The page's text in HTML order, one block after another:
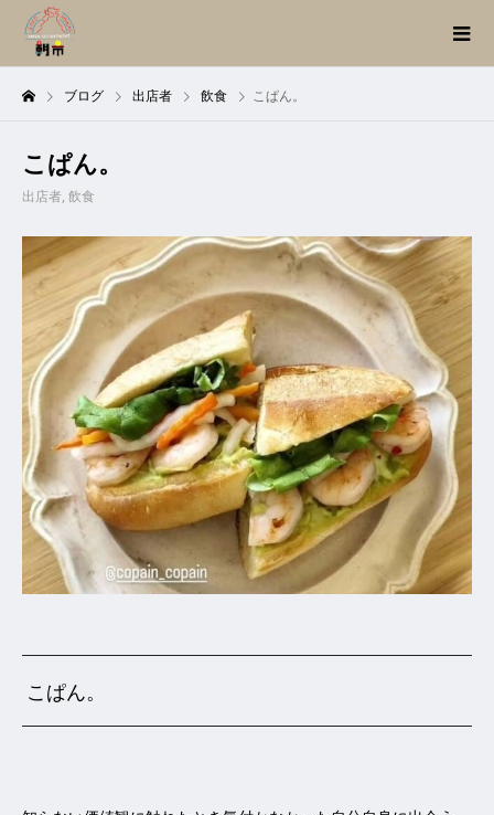
ブログ 出店者 飲食 こぱん。
こぱん。
出店者, 飲食
こぱん。